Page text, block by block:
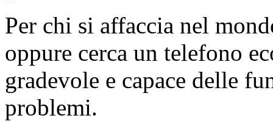
Per chi si affaccia nel
oppure cerca un telefono
gradevole e capace delle
problemi.